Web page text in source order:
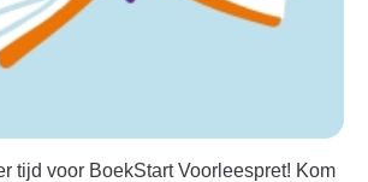
tijd voor BoekStart Voorleespret! Kom